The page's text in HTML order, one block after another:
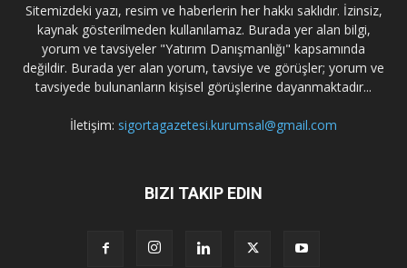
Sitemizdeki yazı, resim ve haberlerin her hakkı saklıdır. İzinsiz,
kaynak gösterilmeden kullanılamaz. Burada yer alan bilgi,
yorum ve tavsiyeler "Yatırım Danışmanlığı" kapsamında
değildir. Burada yer alan yorum, tavsiye ve görüşler; yorum ve
tavsiyede bulunanların kişisel görüşlerine dayanmaktadır...
İletişim: sigortagazetesi.kurumsal@gmail.com
BIZI TAKIP EDIN